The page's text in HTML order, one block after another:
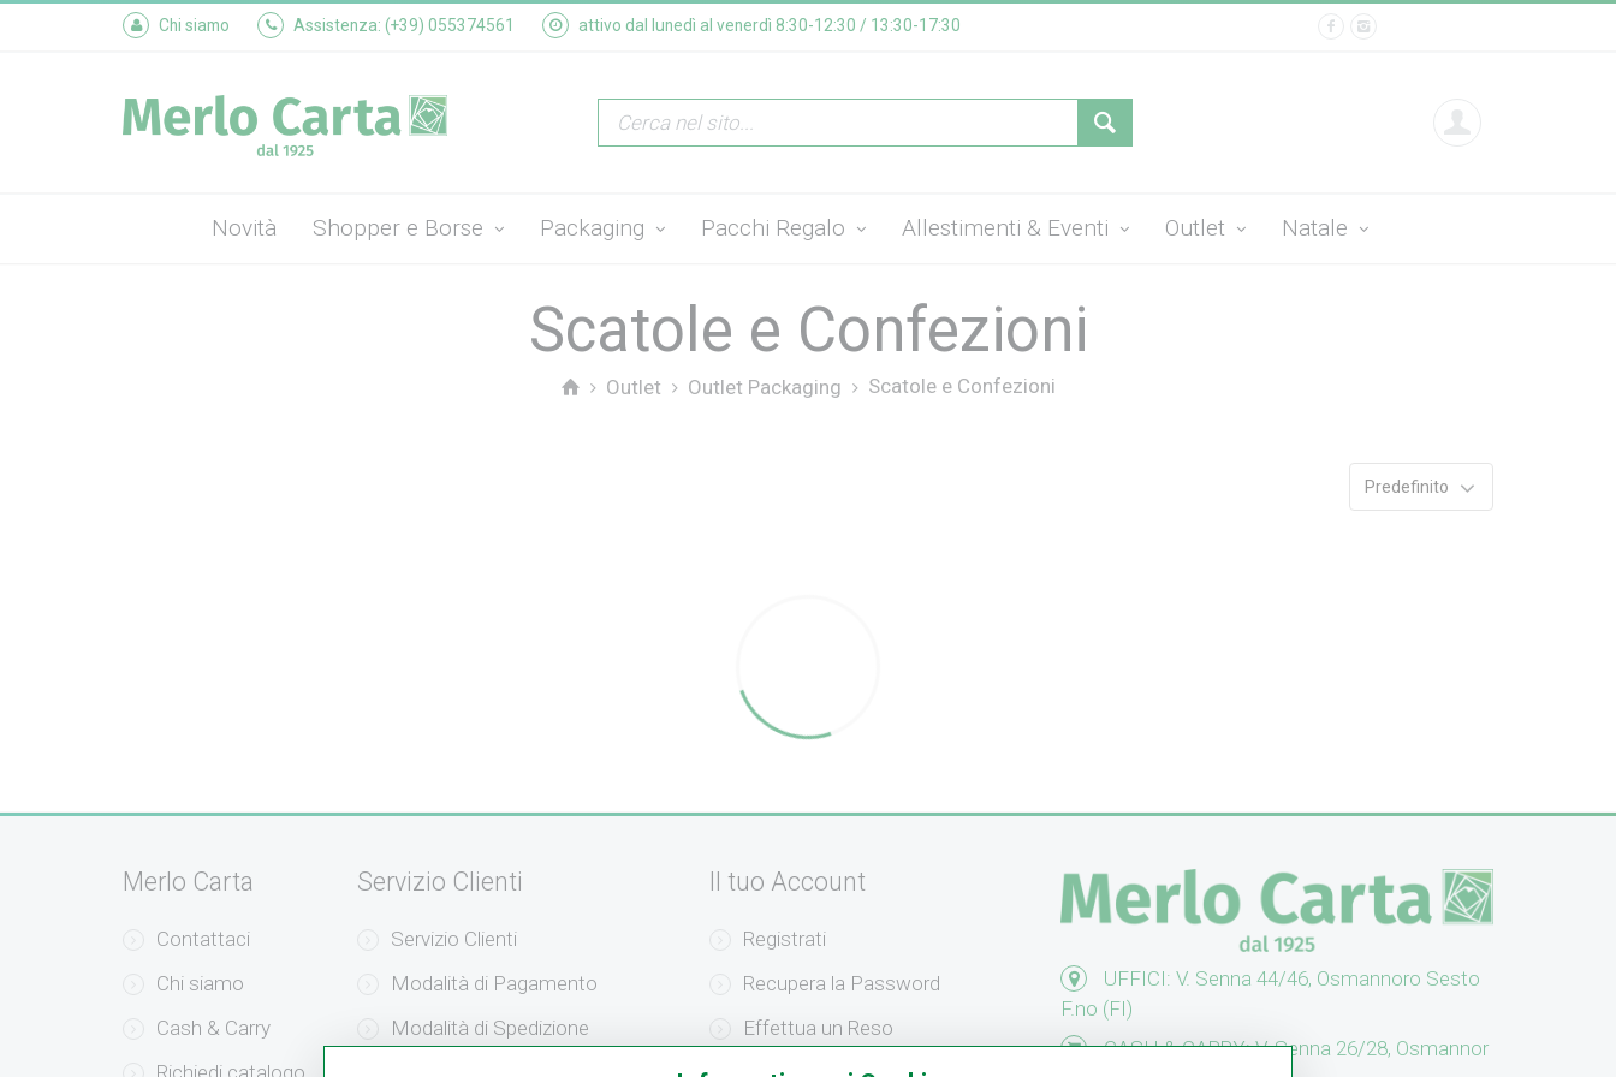
Chi siamo Assistenza: (+39) 055374561 attivo dal lunedì al venerdì 8:30-12:30 / 13:30-17:30
Novità Shopper e Borse Packaging Pacchi Regalo Allestimenti & Eventi Outlet Natale
Scatole e Confezioni
Outlet Outlet Packaging Scatole e Confezioni
Predefinito
Merlo Carta
Contattaci
Chi siamo
Cash & Carry
Servizio Clienti
Servizio Clienti
Modalità di Pagamento
Modalità di Spedizione
Il tuo Account
Registrati
Recupera la Password
Effettua un Reso
UFFICI: V. Senna 44/46, Osmannoro Sesto
F.no (FI)
CASH & CARRY: V. Senna 26/28, Osmannor